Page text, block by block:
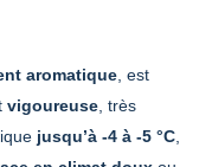
aromatique , est
vigoureuse , très
jusqu’à -4 à -5 °C